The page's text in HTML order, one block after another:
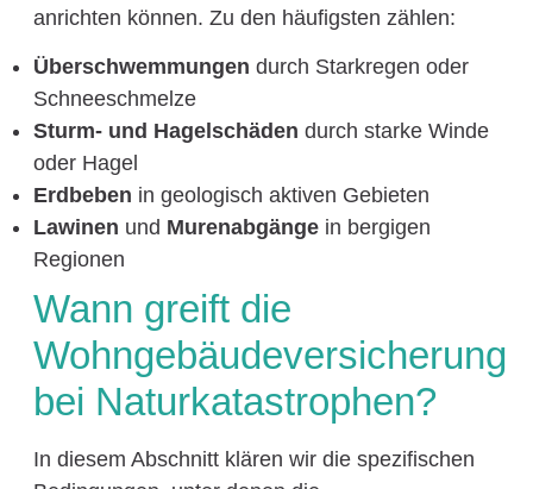
anrichten können. Zu den häufigsten zählen:
Überschwemmungen durch Starkregen oder
Schneeschmelze
Sturm- und Hagelschäden durch starke Winde
oder Hagel
Erdbeben in geologisch aktiven Gebieten
Lawinen und Murenabgängein bergigen
Regionen
Wann greift die
Wohngebäudeversicherung
bei Naturkatastrophen?
In diesem Abschnitt klären wir die spezifischen